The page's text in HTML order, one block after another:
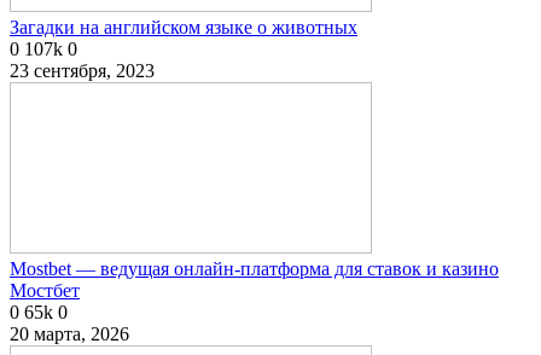
Загадки на английском языке о животных
0 107k 0
23 сентября, 2023
Mostbet — ведущая онлайн-платформа для ставок и казино
Мостбет
0 65k 0
20 марта, 2026